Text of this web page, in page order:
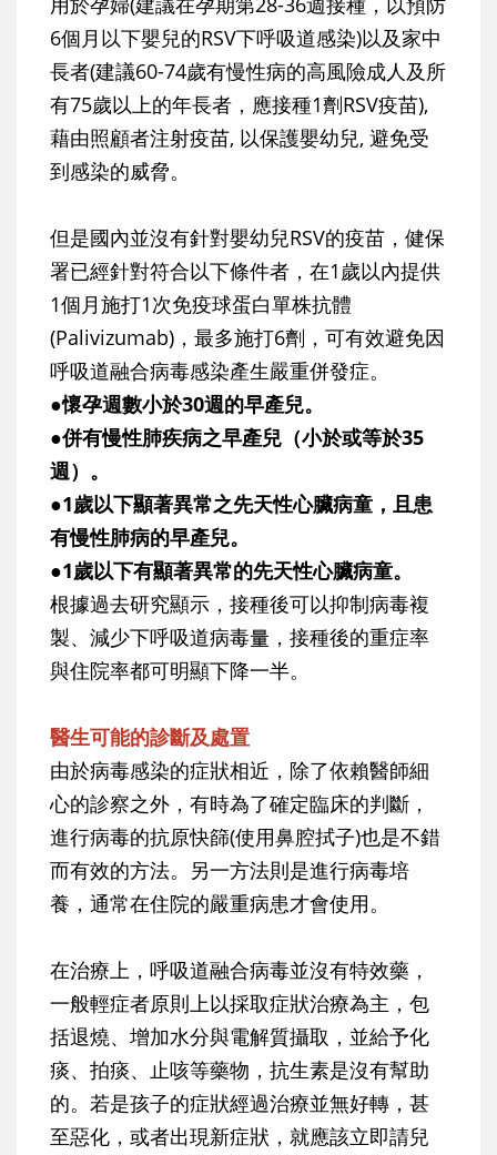
6個月以下嬰兒的RSV下呼吸道感染)以及家中
長者(建議60-74歲有慢性病的高風險成人及所
有75歲以上的年長者，應接種1劑RSV疫苗),
藉由照顧者注射疫苗, 以保護嬰幼兒, 避免受
到感染的威脅。
但是國內並沒有針對嬰幼兒RSV的疫苗，健保
署已經針對符合以下條件者，在1歲以內提供
1個月施打1次免疫球蛋白單株抗體
(Palivizumab)，最多施打6劑，可有效避免因
呼吸道融合病毒感染產生嚴重併發症。
●懷孕週數小於30週的早產兒。
●併有慢性肺疾病之早產兒（小於或等於35
週）。
●1歲以下顯著異常之先天性心臟病童，且患
有慢性肺病的早產兒。
●1歲以下有顯著異常的先天性心臟病童。
根據過去研究顯示，接種後可以抑制病毒複
製、減少下呼吸道病毒量，接種後的重症率
與住院率都可明顯下降一半。
醫生可能的診斷及處置
由於病毒感染的症狀相近，除了依賴醫師細
心的診察之外，有時為了確定臨床的判斷，
進行病毒的抗原快篩(使用鼻腔拭子)也是不錯
而有效的方法。另一方法則是進行病毒培
養，通常在住院的嚴重病患才會使用。
在治療上，呼吸道融合病毒並沒有特效藥，
一般輕症者原則上以採取症狀治療為主，包
括退燒、增加水分與電解質攝取，並給予化
痰、拍痰、止咳等藥物，抗生素是沒有幫助
的。若是孩子的症狀經過治療並無好轉，甚
至惡化，或者出現新症狀，就應該立即請兒